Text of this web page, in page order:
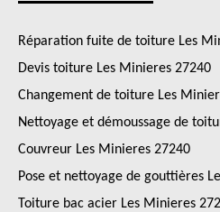
Réparation fuite de toiture Les
Devis toiture Les Minieres 27240
Changement de toiture Les
Nettoyage et démoussage de
Couvreur Les Minieres 27240
Pose et nettoyage de gouttières
Toiture bac acier Les Minieres